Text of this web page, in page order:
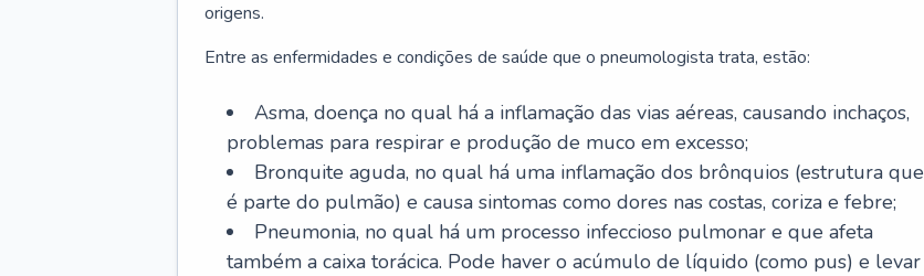
origens.
Entre as enfermidades e condições de saúde que o pneumologista trata, estão:
Asma, doença no qual há a inflamação das vias aéreas, causando inchaços,
problemas para respirar e produção de muco em excesso;
Bronquite aguda, no qual há uma inflamação dos brônquios (estrutura que
é parte do pulmão) e causa sintomas como dores nas costas, coriza e febre;
Pneumonia, no qual há um processo infeccioso pulmonar e que afeta
também a caixa torácica. Pode haver o acúmulo de líquido (como pus) e levar